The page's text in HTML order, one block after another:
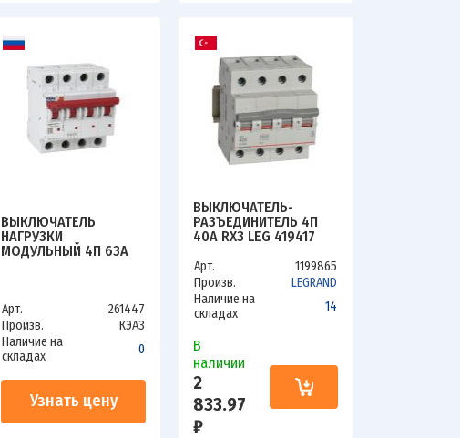
ВЫКЛЮЧАТЕЛЬ
НАГРУЗКИ
МОДУЛЬНЫЙ 4П 63А
Арт.
261447
Произв.
КЭАЗ
Наличие на
складах
0
Узнать цену
ВЫКЛЮЧАТЕЛЬ-
РАЗЪЕДИНИТЕЛЬ 4П
40А RX3 LEG 419417
Арт.
1199865
Произв.
LEGRAND
Наличие на
складах
14
В
наличии
2
833.97
₽